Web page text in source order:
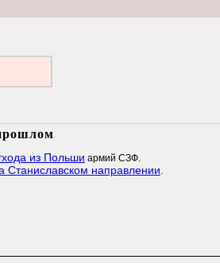
из Польши армий СЗФ.
Станиславском направлении.